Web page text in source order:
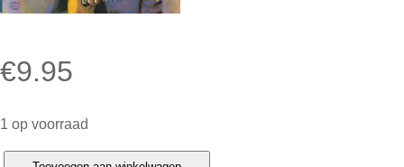
€9.95
1 op voorraad